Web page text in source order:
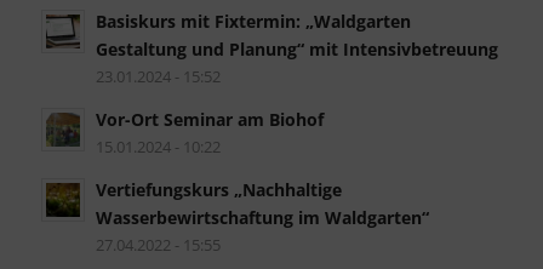
Basiskurs mit Fixtermin: „Waldgarten
Gestaltung und Planung“ mit Intensivbetreuung
23.01.2024 - 15:52
Vor-Ort Seminar am Biohof
15.01.2024 - 10:22
Vertiefungskurs „Nachhaltige
Wasserbewirtschaftung im Waldgarten“
27.04.2022 - 15:55